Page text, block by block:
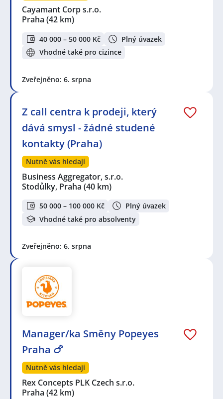
Cayamant Corp s.r.o.
Praha (42 km)
40 000 – 50 000 Kč
Plný úvazek
Vhodné také pro cizince
Zveřejněno: 6. srpna
Z call centra k prodeji, který
dává smysl - žádné studené
kontakty (Praha)
Nutně vás hledají
Business Aggregator, s.r.o.
Stodůlky, Praha (40 km)
50 000 – 100 000 Kč
Plný úvazek
Vhodné také pro absolventy
Zveřejněno: 6. srpna
Manager/ka Směny Popeyes
Praha 🍗
Nutně vás hledají
Rex Concepts PLK Czech s.r.o.
Praha (42 km)